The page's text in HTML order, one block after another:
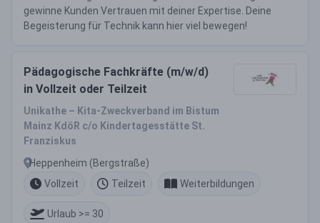
gewinne Kunden Vertrauen mit deiner Expertise. Deine
Begeisterung für Technik kann hier viel bewegen!
Pädagogische Fachkräfte (m/w/d)
in Vollzeit oder Teilzeit
Unikathe – Kita-Zweckverband im Bistum
Mainz KdöR c/o Kindertagesstätte St.
Franziskus
Heppenheim (Bergstraße)
Vollzeit
Teilzeit Weiterbildungen
Urlaub >= 30